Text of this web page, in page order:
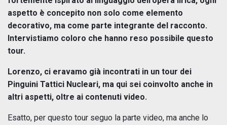
aspetto è concepito non solo come elemento
decorativo, ma come parte integrante del racconto.
Intervistiamo coloro che hanno reso possibile questo
tour.
Lorenzo, ci eravamo già incontrati in un tour dei
Pinguini Tattici Nucleari, ma qui sei coinvolto anche in
altri aspetti, oltre ai contenuti video.
Esatto, per questo tour seguo la parte video, ma anche lo